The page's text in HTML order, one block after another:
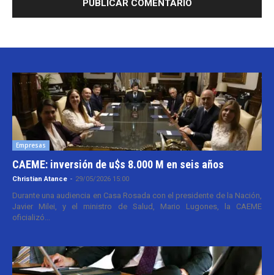
Empresas
CAEME: inversión de u$s 8.000 M en seis años
Christian Atance - 29/05/2026 15:00
Durante una audiencia en Casa Rosada con el presidente de la Nación,
Javier Milei, y el ministro de Salud, Mario Lugones, la CAEME
oficializó...